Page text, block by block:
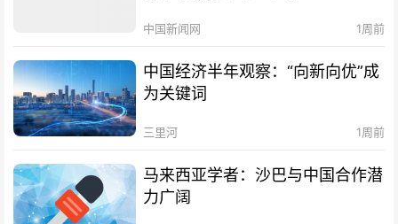
中国新闻网 1周前
中国经济半年观察：“向新向优”成
为关键词
三里河 1周前
马来西亚学者：沙巴与中国合作潜
力广阔